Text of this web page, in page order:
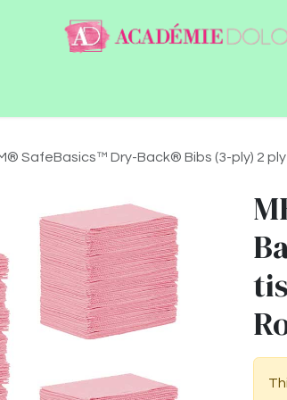
SafeBasics™ Dry-Back® Bibs (3-ply) 2